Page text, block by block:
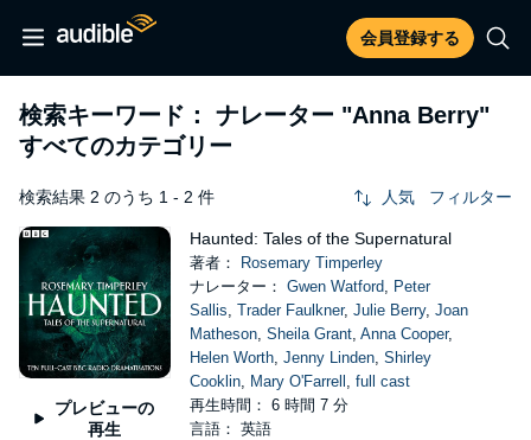
会員登録する
検索キーワード： ナレーター "Anna Berry"
すべてのカテゴリー
検索結果 2 のうち 1 - 2 件 人気 フィルター
プレビューの
再生
Haunted: Tales of the Supernatural
著者：
Rosemary Timperley
ナレーター： Gwen Watford, Peter
Sallis, Trader Faulkner, Julie Berry, Joan
Matheson, Sheila Grant, Anna Cooper,
Helen Worth, Jenny Linden, Shirley
Cooklin, Mary O'Farrell , full cast
再生時間： 6 時間 7 分
言語： 英語